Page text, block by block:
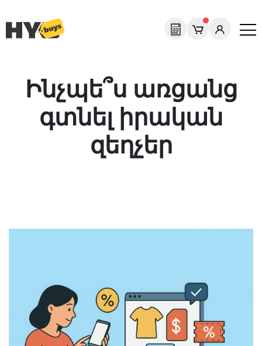
Ինչպե՞ս առցանց
գտնել իրական
զեղչեր